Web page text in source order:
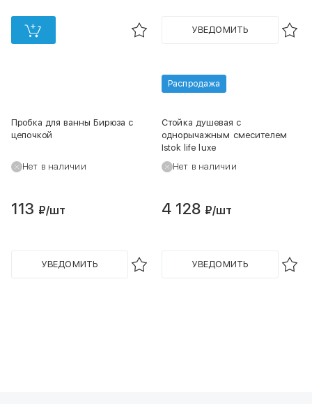
УВЕДОМИТЬ
Пробка для ванны Бирюза с
цепочкой
Нет в наличии
113 ₽/шт
УВЕДОМИТЬ
Распродажа
Стойка душевая с
однорычажным смесителем
Istok life luxe
Нет в наличии
4 128 ₽/шт
УВЕДОМИТЬ